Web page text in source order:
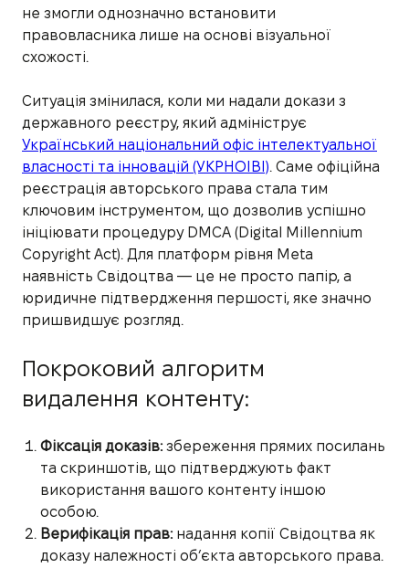
не змогли однозначно встановити
правовласника лише на основі візуальної
схожості.
Ситуація змінилася, коли ми надали докази з
державного реєстру, який адмініструє
Український національний офіс інтелектуальної
власності та інновацій (УКРНОІВІ). Саме офіційна
реєстрація авторського права стала тим
ключовим інструментом, що дозволив успішно
ініціювати процедуру DMCA (Digital Millennium
Copyright Act). Для платформ рівня Meta
наявність Свідоцтва — це не просто папір, а
юридичне підтвердження першості, яке значно
пришвидшує розгляд.
Покроковий алгоритм
видалення контенту:
Фіксація доказів:збереження прямих посилань
та скриншотів, що підтверджують факт
використання вашого контенту іншою
особою.
Верифікація прав:надання копії Свідоцтва як
доказу належності об’єкта авторського права.